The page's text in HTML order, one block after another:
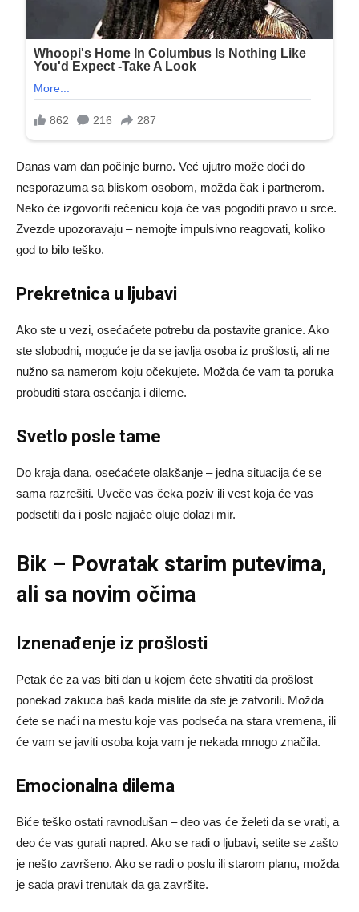
Danas vam dan počinje burno. Već ujutro može doći do
nesporazuma sa bliskom osobom, možda čak i partnerom.
Neko će izgovoriti rečenicu koja će vas pogoditi pravo u srce.
Zvezde upozoravaju – nemojte impulsivno reagovati, koliko
god to bilo teško.
Prekretnica u ljubavi
Ako ste u vezi, osećaćete potrebu da postavite granice. Ako
ste slobodni, moguće je da se javlja osoba iz prošlosti, ali ne
nužno sa namerom koju očekujete. Možda će vam ta poruka
probuditi stara osećanja i dileme.
Svetlo posle tame
Do kraja dana, osećaćete olakšanje – jedna situacija će se
sama razrešiti. Uveče vas čeka poziv ili vest koja će vas
podsetiti da i posle najjače oluje dolazi mir.
Bik – Povratak starim putevima,
ali sa novim očima
Iznenađenje iz prošlosti
Petak će za vas biti dan u kojem ćete shvatiti da prošlost
ponekad zakuca baš kada mislite da ste je zatvorili. Možda
ćete se naći na mestu koje vas podseća na stara vremena, ili
će vam se javiti osoba koja vam je nekada mnogo značila.
Emocionalna dilema
Biće teško ostati ravnodušan – deo vas će želeti da se vrati, a
deo će vas gurati napred. Ako se radi o ljubavi, setite se zašto
je nešto završeno. Ako se radi o poslu ili starom planu, možda
je sada pravi trenutak da ga završite.